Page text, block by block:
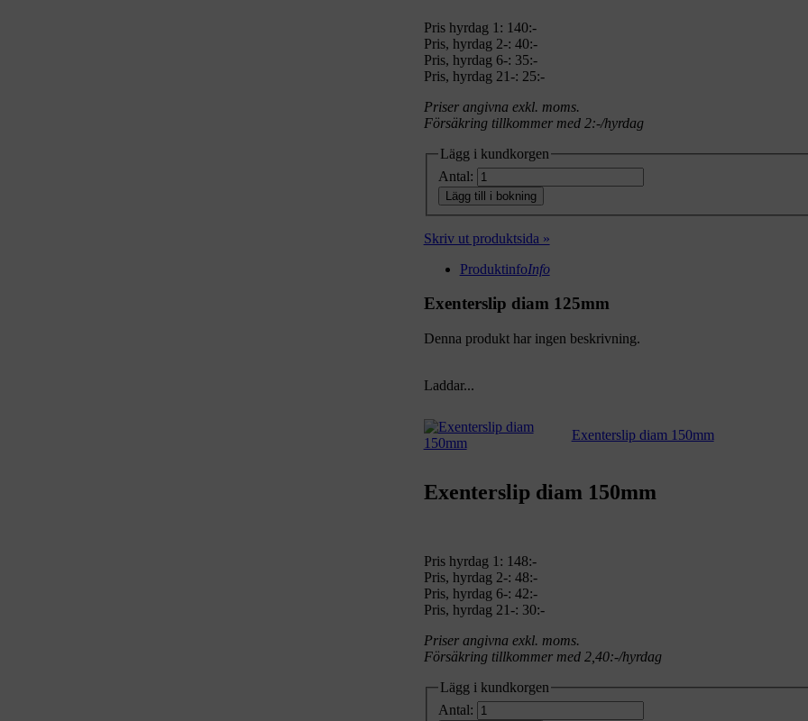
Pris hyrdag 1: 140:-
Pris, hyrdag 2-: 40:-
Pris, hyrdag 6-: 35:-
Pris, hyrdag 21-: 25:-
Priser angivna exkl. moms.
Försäkring tillkommer med 2:-/hyrdag
Lägg i kundkorgen
Antal:
Lägg till i bokning
Skriv ut produktsida »
ProduktinfoInfo
Exenterslip diam 125mm
Denna produkt har ingen beskrivning.
Laddar...
Exenterslip diam 150mm
Exenterslip diam 150mm
Pris hyrdag 1: 148:-
Pris, hyrdag 2-: 48:-
Pris, hyrdag 6-: 42:-
Pris, hyrdag 21-: 30:-
Priser angivna exkl. moms.
Försäkring tillkommer med 2,40:-/hyrdag
Lägg i kundkorgen
Antal: